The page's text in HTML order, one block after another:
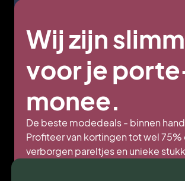
Buiten het seizoen betekent niet uit
Wij zijn
voor je
monee.
De beste modedeals - binnen
Profiteer van kortingen tot wel 75%
verborgen pareltjes en unieke